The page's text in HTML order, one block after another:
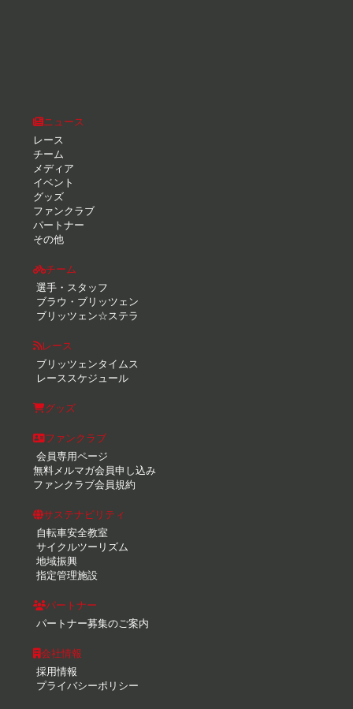
ニュース
レース
チーム
メディア
イベント
グッズ
ファンクラブ
パートナー
その他
チーム
選手・スタッフ
ブラウ・ブリッツェン
ブリッツェン☆ステラ
レース
ブリッツェンタイムス
レーススケジュール
グッズ
ファンクラブ
会員専用ページ
無料メルマガ会員申し込み
ファンクラブ会員規約
サステナビリティ
自転車安全教室
サイクルツーリズム
地域振興
指定管理施設
パートナー
パートナー募集のご案内
会社情報
採用情報
プライバシーポリシー